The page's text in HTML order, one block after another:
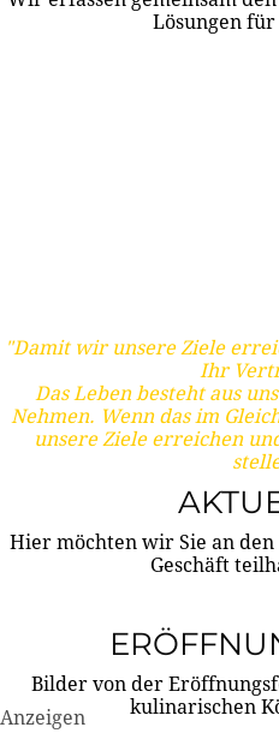
Lösungen
"Damit wir unsere Ziele
Ihr
Das Leben besteht aus
Nehmen. Wenn das im
unsere Ziele erreichen
Hier möchten wir Sie an
Geschäft
Bilder von der
kulinarischen
Anzeigen